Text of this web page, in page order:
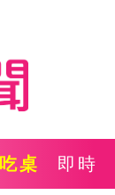
桌 即時